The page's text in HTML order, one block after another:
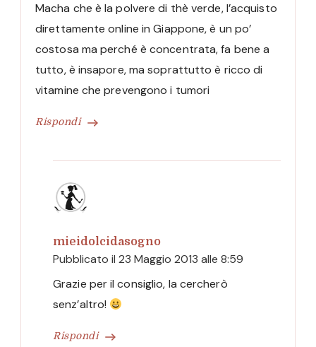
Rispondi
Macha che è la polvere di thè verde, l’acquisto
direttamente online in Giappone, è un po’
costosa ma perché è concentrata, fa bene a
tutto, è insapore, ma soprattutto è ricco di
vitamine che prevengono i tumori
mieidolcidasogno
Pubblicato il 23 Maggio 2013 alle 8:59
Rispondi
Grazie per il consiglio, la cercherò
senz’altro!